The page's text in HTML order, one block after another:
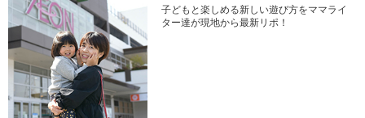
子どもと楽しめる新しい遊び方をママライ
ター達が現地から最新リポ！